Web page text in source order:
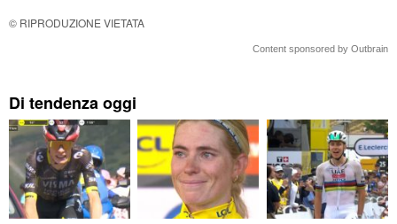
© RIPRODUZIONE VIETATA
Content sponsored by Outbrain
Di tendenza oggi